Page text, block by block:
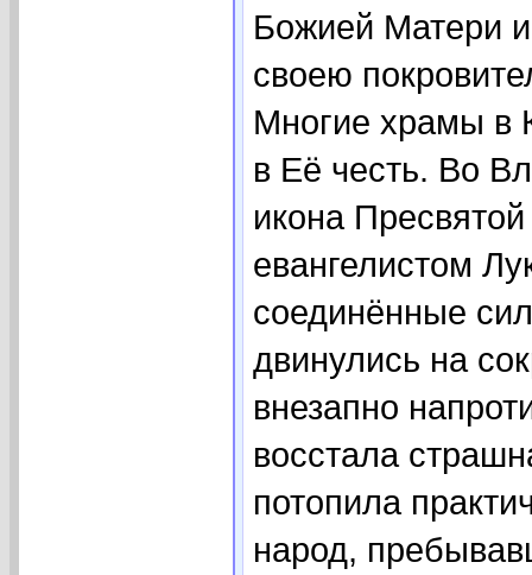
Божией Матери
своею
Многие храмы в
в Её честь. Во
икона
евангелистом
соединённые
двинулись на
внезапно
восстала
потопила
народ,